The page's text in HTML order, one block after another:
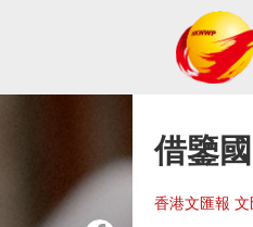
借鑒
香港文匯報 文